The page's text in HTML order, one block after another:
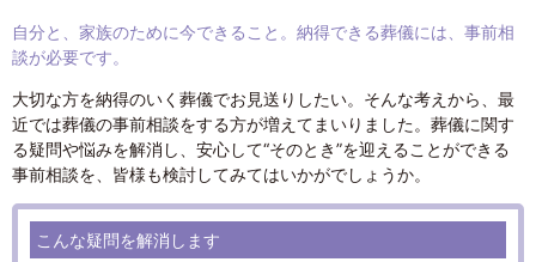
自分と、家族のために今できること。納得できる葬儀には、事前相
談が必要です。
大切な方を納得のいく葬儀でお見送りしたい。そんな考えから、最
近では葬儀の事前相談をする方が増えてまいりました。葬儀に関す
る疑問や悩みを解消し、安心して“そのとき”を迎えることができる
事前相談を、皆様も検討してみてはいかがでしょうか。
こんな疑問を解消します